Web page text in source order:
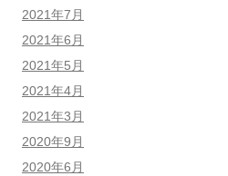
2021年7月
2021年6月
2021年5月
2021年4月
2021年3月
2020年9月
2020年6月